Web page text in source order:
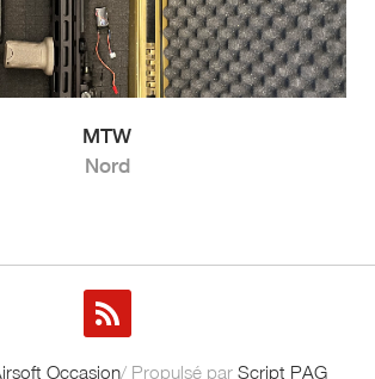
MTW
Nord
Occasion/ Propulsé par Script PAG